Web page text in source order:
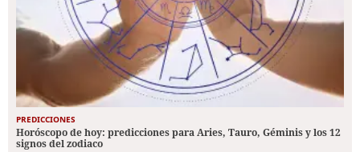
PREDICCIONES
Horóscopo de hoy: predicciones para Aries, Tauro, Géminis y los 12
signos del zodiaco